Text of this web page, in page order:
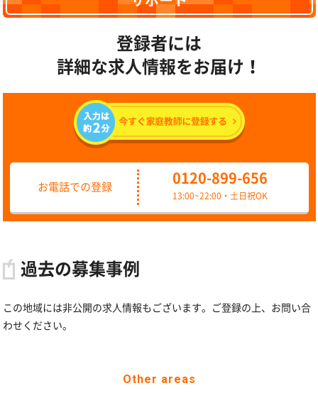
登録者には
詳細な求人情報をお届け！
お電話での登録
0120-899-656
13:00~22:00・土日祝OK
過去の募集事例
この地域には非公開の求人情報もございます。ご登録の上、お問い合
わせください。
Other areas